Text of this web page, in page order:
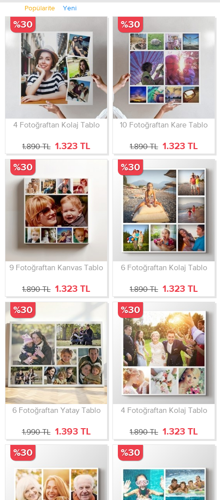
Popülarite Yeni
4 Fotoğraftan Kolaj Tablo
1.890 TL 1.323 TL
%30
10 Fotoğraftan Kare Tablo
1.890 TL 1.323 TL
%30
9 Fotoğraftan Kanvas Tablo
1.890 TL 1.323 TL
%30
6 Fotoğraftan Kolaj Tablo
1.890 TL 1.323 TL
%30
6 Fotoğraftan Yatay Tablo
1.990 TL 1.393 TL
%30
4 Fotoğraftan Kolaj Tablo
1.890 TL 1.323 TL
%30
%30 %30